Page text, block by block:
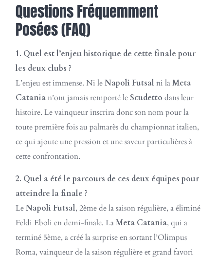
Questions Fréquemment
Posées (FAQ)
1. Quel est l’enjeu historique de cette finale pour
les deux clubs ?
L’enjeu est immense. Ni leNapoli Futsal ni laMeta
Catanian’ont jamais remporté le Scudetto dans leur
histoire. Le vainqueur inscrira donc son nom pour la
toute première fois au palmarès du championnat italien,
ce qui ajoute une pression et une saveur particulières à
cette confrontation.
2. Quel a été le parcours de ces deux équipes pour
atteindre la finale ?
LeNapoli Futsal, 2ème de la saison régulière, a éliminé
Feldi Eboli en demi-finale. LaMeta Catania, qui a
terminé 5ème, a créé la surprise en sortant l’Olimpus
Roma, vainqueur de la saison régulière et grand favori